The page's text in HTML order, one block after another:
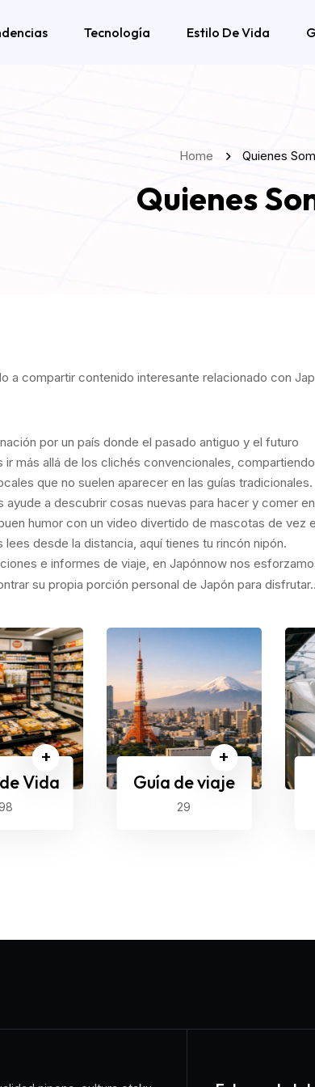
Tecnología Estilo De Vida
Home Quienes
Quienes
a compartir contenido interesante relacionado con
por un país donde el pasado antiguo y el futuro
más allá de los clichés convencionales, compartiendo
que no suelen aparecer en las guías tradicionales.
a descubrir cosas nuevas para hacer y comer
humor con un video divertido de mascotas de vez
desde la distancia, aquí tienes tu rincón nipón.
e informes de viaje, en Japónnow nos
su propia porción personal de Japón para disfrutar..
Vida
+
Guía de viaje
29
+